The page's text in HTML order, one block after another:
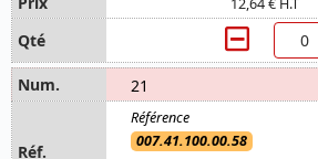
12,64 € H.T
21
007.41.100.00.58